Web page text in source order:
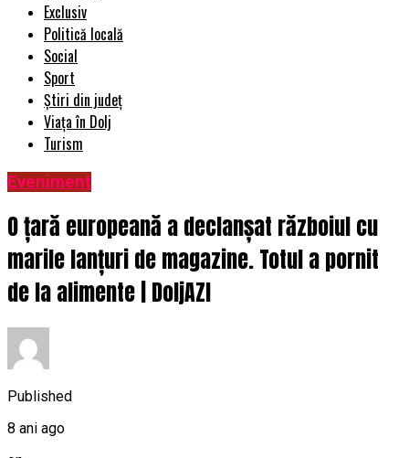
Exclusiv
Politică locală
Social
Sport
Știri din județ
Viața în Dolj
Turism
Eveniment
O țară europeană a declanșat războiul cu
marile lanțuri de magazine. Totul a pornit
de la alimente | DoljAZI
Published
8 ani ago